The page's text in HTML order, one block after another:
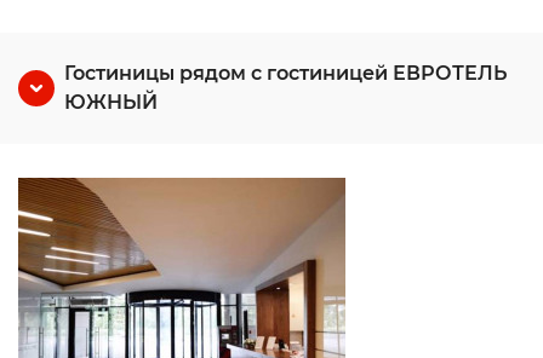
Гостиницы рядом с гостиницей ЕВРОТЕЛЬ
ЮЖНЫЙ